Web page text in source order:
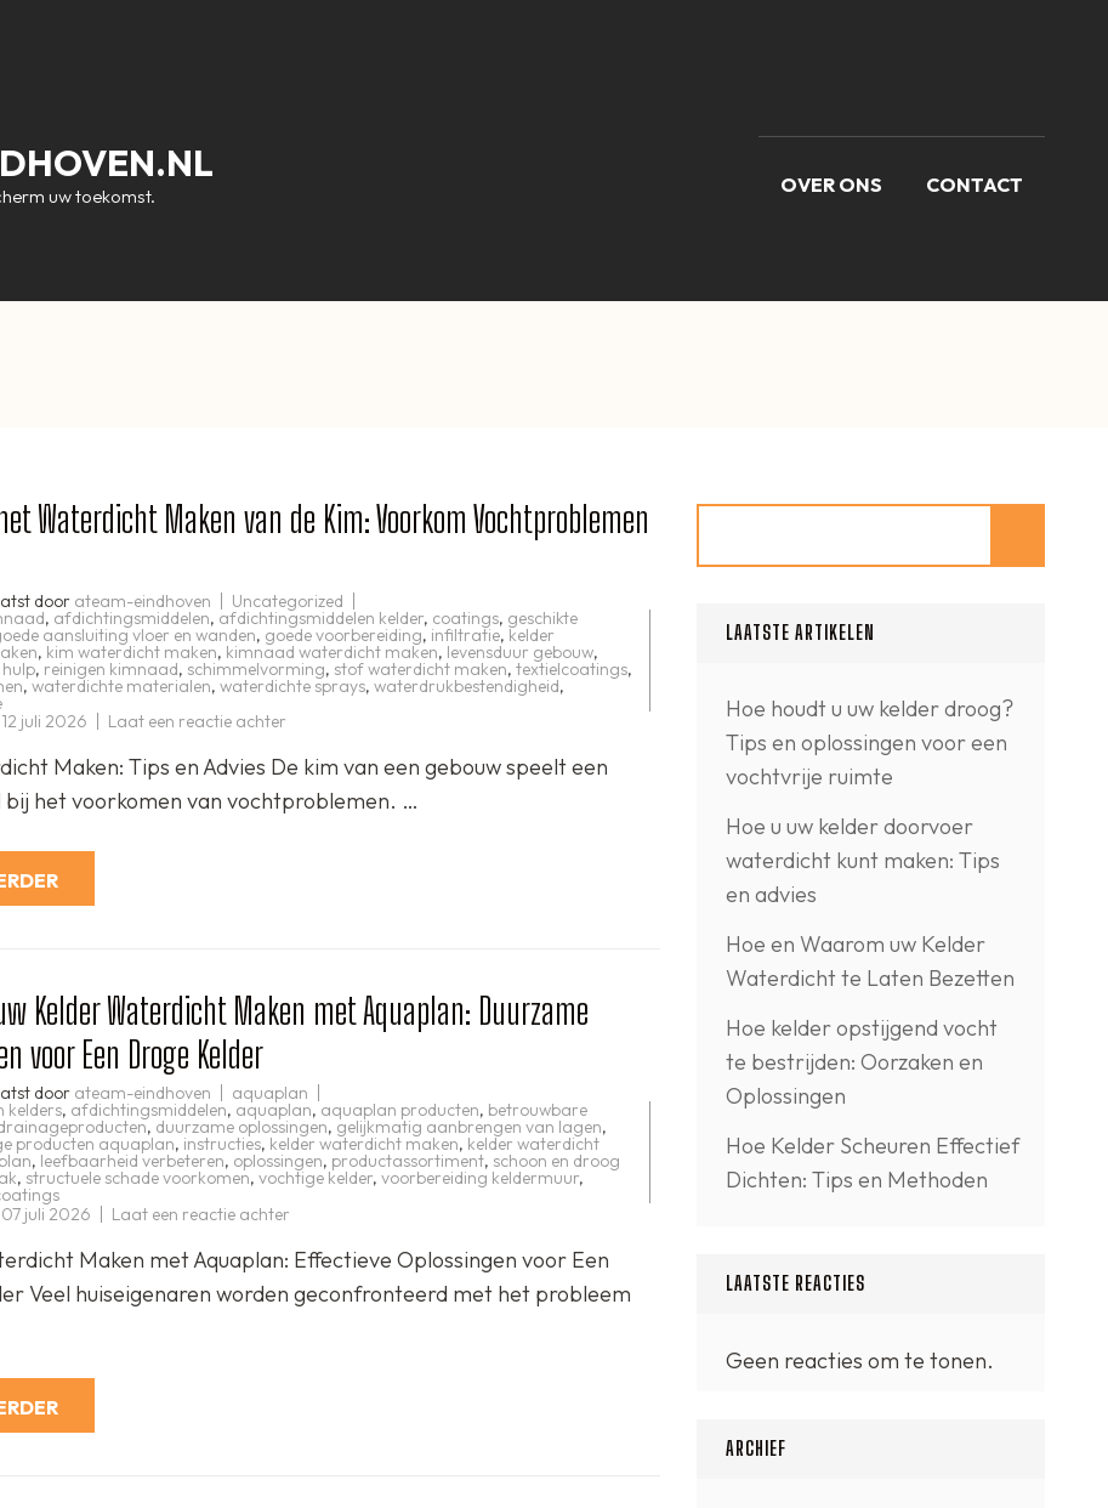
uw toekomst. OVER ONS CONTACT
Waterdicht Maken van de Kim: Voorkom Vochtproblemen
door ateam-eindhoven Uncategorized
, afdichtingsmiddelen, afdichtingsmiddelen kelder, coatings, geschikte
aansluiting vloer en wanden, goede voorbereiding, infiltratie, kelder
, kim waterdicht maken, kimnaad waterdicht maken, levensduur gebouw,
, reinigen kimnaad, schimmelvorming, stof waterdicht maken, textielcoatings,
,waterdichte materialen, waterdichte sprays, waterdrukbestendigheid,
12 juli 2026 Laat een reactie achter
voor
het
Waterdicht
Maken
Maken: Tips en Advies De kim van een gebouw speelt een
bij het voorkomen van vochtproblemen. …
Kelder Waterdicht Maken met Aquaplan: Duurzame
voor Een Droge Kelder
door ateam-eindhoven aquaplan
kelders, afdichtingsmiddelen, aquaplan, aquaplan producten, betrouwbare
, duurzame oplossingen, gelijkmatig aanbrengen van lagen,
producten aquaplan, instructies, kelder waterdicht maken, kelder waterdicht
, leefbaarheid verbeteren, oplossingen, productassortiment, schoon en droog
, structuele schade voorkomen, vochtige kelder, voorbereiding keldermuur,
07 juli 2026 Laat een reactie achter
uw
Kelder
Waterdicht
Maken
Maken met Aquaplan: Effectieve Oplossingen voor Een
Veel huiseigenaren worden geconfronteerd met het probleem
LAATSTE ARTIKELEN
Hoe houdt u uw kelder droog?
Tips en oplossingen voor een
vochtvrije ruimte
Hoe u uw kelder doorvoer
waterdicht kunt maken: Tips
en advies
Hoe en Waarom uw Kelder
Waterdicht te Laten Bezetten
Hoe kelder opstijgend vocht
te bestrijden: Oorzaken en
Oplossingen
Hoe Kelder Scheuren Effectief
Dichten: Tips en Methoden
LAATSTE REACTIES
Geen reacties om te tonen.
ARCHIEF